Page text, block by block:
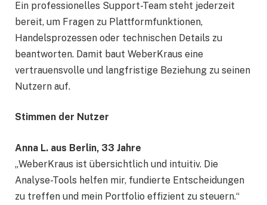
Ein professionelles Support-Team steht jederzeit
bereit, um Fragen zu Plattformfunktionen,
Handelsprozessen oder technischen Details zu
beantworten. Damit baut WeberKraus eine
vertrauensvolle und langfristige Beziehung zu seinen
Nutzern auf.
Stimmen der Nutzer
Anna L. aus Berlin, 33 Jahre
„WeberKraus ist übersichtlich und intuitiv. Die
Analyse-Tools helfen mir, fundierte Entscheidungen
zu treffen und mein Portfolio effizient zu steuern.“